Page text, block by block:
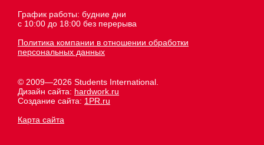
График работы: будние дни
с 10:00 до 18:00 без перерыва
Политика компании в отношении обработки
персональных данных
© 2009—2026 Students International.
Дизайн сайта: hardwork.ru
Создание сайта: 1PR.ru
Карта сайта